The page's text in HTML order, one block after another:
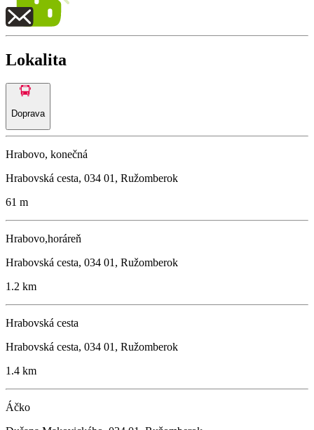
Lokalita
Doprava
Hrabovo, konečná
Hrabovská cesta, 034 01, Ružomberok
61 m
Hrabovo,horáreň
Hrabovská cesta, 034 01, Ružomberok
1.2 km
Hrabovská cesta
Hrabovská cesta, 034 01, Ružomberok
1.4 km
Áčko